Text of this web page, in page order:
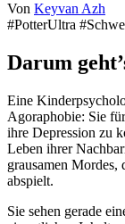
Von Keyvan Azh
#PotterUltra
Darum
Eine
Agoraphobie: Sie
ihre Depression zu
Leben ihrer
grausamen Mordes,
abspielt.
Sie sehen gerade